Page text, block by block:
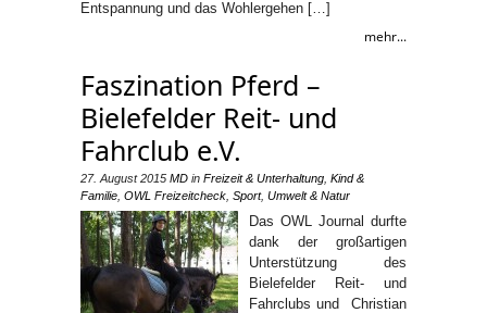
Entspannung und das Wohlergehen […]
mehr...
Faszination Pferd –
Bielefelder Reit- und
Fahrclub e.V.
27. August 2015 MD in Freizeit & Unterhaltung Kind &
Familie OWL Freizeitcheck Sport, Umwelt & Natur
Das OWL Journal durfte
dank der großartigen
Unterstützung des
Bielefelder Reit- und
Fahrclubs und Christian